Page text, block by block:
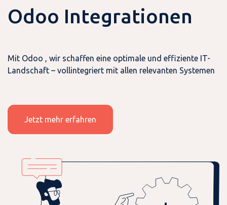
Odoo Integrationen
Mit Odoo , wir schaffen eine optimale und effiziente IT-
Landschaft – vollintegriert mit allen relevanten Systemen
Jetzt mehr erfahren